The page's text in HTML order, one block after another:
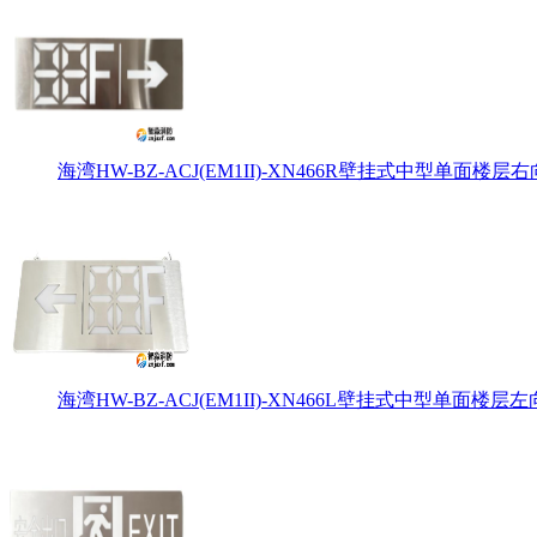
海湾HW-BZ-ACJ(EM1II)-XN466R壁挂式中型单面楼层右
海湾HW-BZ-ACJ(EM1II)-XN466L壁挂式中型单面楼层左